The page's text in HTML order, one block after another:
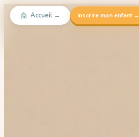
Accueil → Inscrire mon enfant →